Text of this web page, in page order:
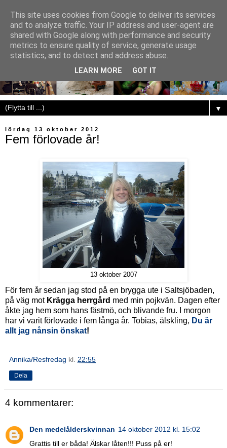
▼
lördag 13 oktober 2012
Fem förlovade år!
13 oktober 2007
För fem år sedan jag stod på en brygga ute i Saltsjöbaden,
på väg mot Krägga herrgård med min pojkvän. Dagen efter
åkte jag hem som hans fästmö, och blivande fru. I morgon
har vi varit förlovade i fem långa år. Tobias, älskling, Du är
allt jag nånsin önskat!
Annika/Resfredag kl. 22:55
Dela
4 kommentarer:
Den medelålderskvinnan 14 oktober 2012 kl. 15:02
Grattis till er båda! Älskar låten!!! Puss på er!
This site uses cookies from Google to deliver its services
and to analyze traffic. Your IP address and user-agent are
shared with Google along with performance and security
metrics to ensure quality of service, generate usage
statistics, and to detect and address abuse.
LEARN MORE GOT IT